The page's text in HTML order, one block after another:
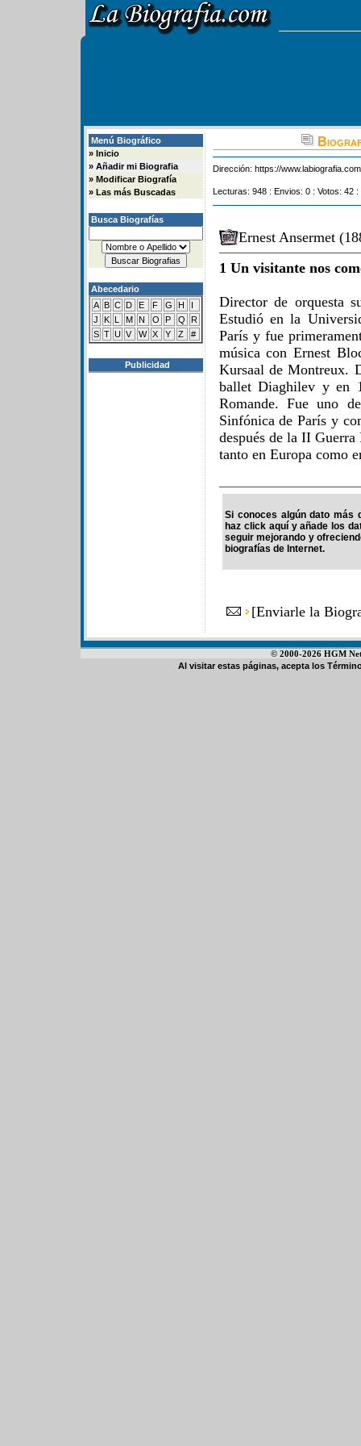
Menú Biográfico
» Inicio
» Añadir mi Biografia
» Modificar Biografía
» Las más Buscadas
Busca Biografías
Abecedario
A B C D E F G H
I
J
K L M N O P Q
R
S T U V W X Y Z #
Publicidad
Dirección: https://
Lecturas: 948 : Envios: 0 : Votos: 42
Ernest Ansermet
1 Un visitante nos
Director de orquesta
Estudió en la
París y fue
música con Ernest
Kursaal de Montreux.
ballet Diaghilev y en
Romande. Fue uno
Sinfónica de París y
después de la II
tanto en Europa como
Si conoces algún dato más
haz click aquí y añade los
seguir mejorando y
biografías de Internet.
[Enviarle la
© 2000-2026 HGM
Al visitar estas páginas, acepta los